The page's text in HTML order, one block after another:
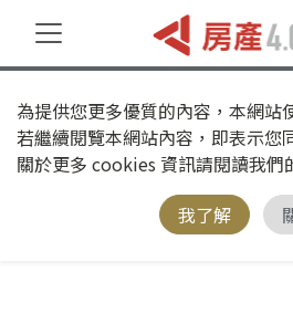
為提供您更多優質的內容，本網站
若繼續閱覽本網站內容，即表示您
關於更多 cookies 資訊請閱讀我們
我了解